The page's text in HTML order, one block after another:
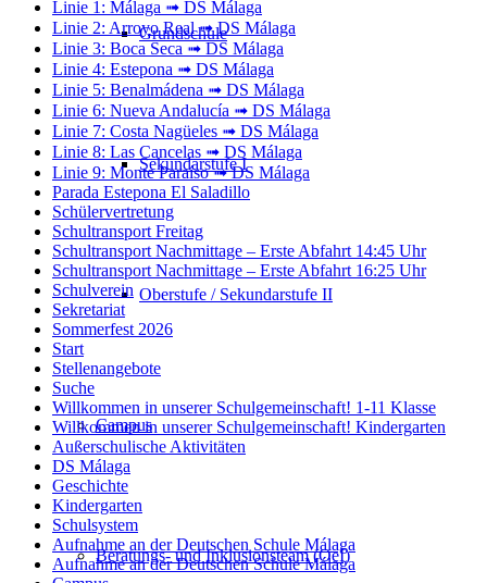
Grundschule
Sekundarstufe I
Oberstufe / Sekundarstufe II
Campus
Beratungs- und Inklusionsteam (OeI)
Linie 1: Málaga ➟ DS Málaga
Linie 2: Arroyo Real ➟ DS Málaga
Linie 3: Boca Seca ➟ DS Málaga
Linie 4: Estepona ➟ DS Málaga
Linie 5: Benalmádena ➟ DS Málaga
Linie 6: Nueva Andalucía ➟ DS Málaga
Linie 7: Costa Nagüeles ➟ DS Málaga
Linie 8: Las Cancelas ➟ DS Málaga
Linie 9: Monte Paraíso ➟ DS Málaga
Parada Estepona El Saladillo
Schülervertretung
Schultransport Freitag
Schultransport Nachmittage – Erste Abfahrt 14:45 Uhr
Schultransport Nachmittage – Erste Abfahrt 16:25 Uhr
Schulverein
Sekretariat
Sommerfest 2026
Start
Stellenangebote
Suche
Willkommen in unserer Schulgemeinschaft! 1-11 Klasse
Willkommen in unserer Schulgemeinschaft! Kindergarten
Außerschulische Aktivitäten
DS Málaga
Geschichte
Kindergarten
Schulsystem
Aufnahme an der Deutschen Schule Málaga
Aufnahme an der Deutschen Schule Málaga